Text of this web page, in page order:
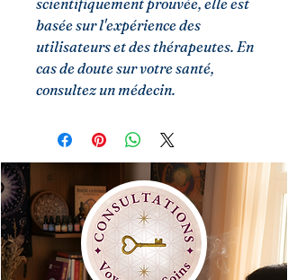
scientifiquement prouvée, elle est
basée sur l'expérience des
utilisateurs et des thérapeutes. En
cas de doute sur votre santé,
consultez un médecin.